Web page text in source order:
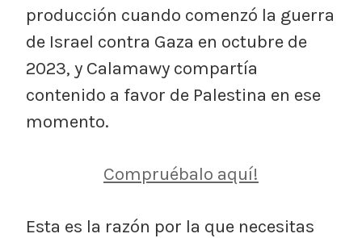
producción cuando comenzó la guerra
de Israel contra Gaza en octubre de
2023, y Calamawy compartía
contenido a favor de Palestina en ese
momento.
Compruébalo aquí!
Esta es la razón por la que necesitas